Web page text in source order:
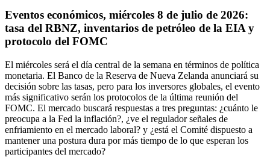
Eventos económicos, miércoles 8 de julio de 2026:
tasa del RBNZ, inventarios de petróleo de la EIA y
protocolo del FOMC
El miércoles será el día central de la semana en términos de política
monetaria. El Banco de la Reserva de Nueva Zelanda anunciará su
decisión sobre las tasas, pero para los inversores globales, el evento
más significativo serán los protocolos de la última reunión del
FOMC. El mercado buscará respuestas a tres preguntas: ¿cuánto le
preocupa a la Fed la inflación?, ¿ve el regulador señales de
enfriamiento en el mercado laboral? y ¿está el Comité dispuesto a
mantener una postura dura por más tiempo de lo que esperan los
participantes del mercado?